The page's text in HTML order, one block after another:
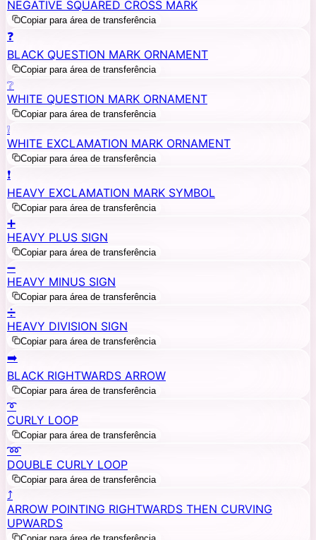
NEGATIVE SQUARED CROSS MARK
Copiar para área de transferência
❓
BLACK QUESTION MARK ORNAMENT
Copiar para área de transferência
❔
WHITE QUESTION MARK ORNAMENT
Copiar para área de transferência
❕
WHITE EXCLAMATION MARK ORNAMENT
Copiar para área de transferência
❗
HEAVY EXCLAMATION MARK SYMBOL
Copiar para área de transferência
➕
HEAVY PLUS SIGN
Copiar para área de transferência
➖
HEAVY MINUS SIGN
Copiar para área de transferência
➗
HEAVY DIVISION SIGN
Copiar para área de transferência
➡️
BLACK RIGHTWARDS ARROW
Copiar para área de transferência
➰
CURLY LOOP
Copiar para área de transferência
➿
DOUBLE CURLY LOOP
Copiar para área de transferência
⤴️
ARROW POINTING RIGHTWARDS THEN CURVING
UPWARDS